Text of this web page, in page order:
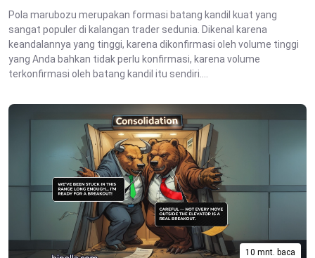
Pola marubozu merupakan formasi batang kandil kuat yang
sangat populer di kalangan trader sedunia. Dikenal karena
keandalannya yang tinggi, karena dikonfirmasi oleh volume tinggi
yang Anda bahkan tidak perlu konfirmasi, karena volume
terkonfirmasi oleh batang kandil itu sendiri....
10 mnt. baca